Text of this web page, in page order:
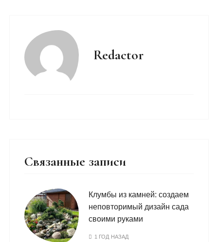
Redactor
Связанные записи
Клумбы из камней: создаем
неповторимый дизайн сада
своими руками
1 ГОД НАЗАД